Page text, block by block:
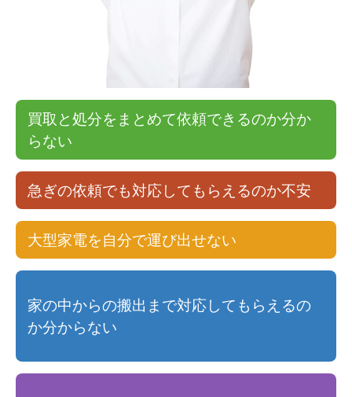
買取と処分をまとめて依頼できるのか分か
らない
急ぎの依頼でも対応してもらえるのか不安
大型家電を自分で運び出せない
家の中からの搬出まで対応してもらえるの
か分からない